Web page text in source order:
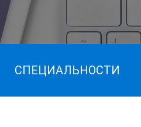
СПЕЦИАЛЬНОСТИ